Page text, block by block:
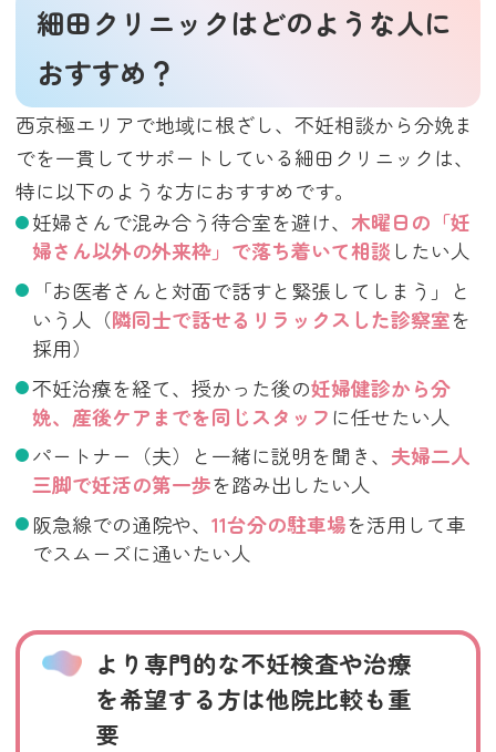
細田クリニックはどのような人に
おすすめ？
西京極エリアで地域に根ざし、不妊相談から分娩ま
でを一貫してサポートしている細田クリニックは、
特に以下のような方におすすめです。
妊婦さんで混み合う待合室を避け、 木曜日の「妊
婦さん以外の外来枠」で落ち着いて相談 したい人
「お医者さんと対面で話すと緊張してしまう」と
いう人（隣同士で話せるリラックスした診察室を
採用）
不妊治療を経て、授かった後の妊婦健診から分
娩、産後ケアまでを同じスタッフに任せたい人
パートナー（夫）と一緒に説明を聞き、 夫婦二人
三脚で妊活の第一歩を踏み出したい人
阪急線での通院や、 11台分の駐車場を活用して車
でスムーズに通いたい人
より専門的な不妊検査や治療
を希望する方は他院比較も重
要